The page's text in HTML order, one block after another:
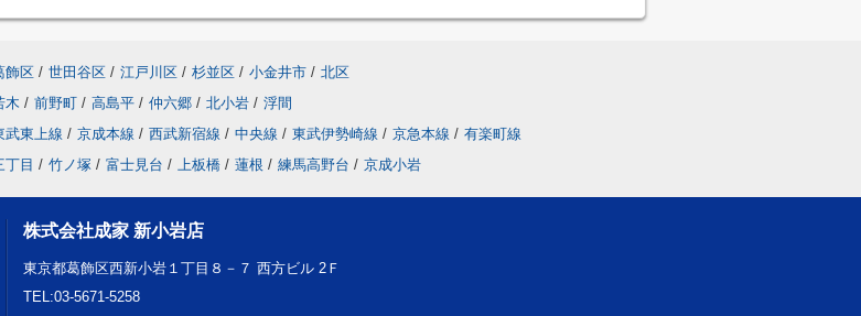
飾区 / 世田谷区 / 江戸川区 / 杉並区 / 小金井市 / 北区
木 / 前野町 / 高島平 / 仲六郷 / 北小岩 / 浮間
武東上線 / 京成本線 / 西武新宿線 / 中央線 / 東武伊勢崎線 / 京急本線 / 有楽町線
丁目 / 竹ノ塚 / 富士見台 / 上板橋 / 蓮根 / 練馬高野台 / 京成小岩
株式会社成家 新小岩店
東京都葛飾区西新小岩１丁目８－７ 西方ビル 2Ｆ
TEL:03-5671-5258